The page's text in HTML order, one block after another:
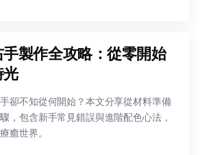
製作全攻略：從零開始
光
卻不知從何開始？本文分享從材料準備
，包含新手常見錯誤與進階配色心法，
癒世界。